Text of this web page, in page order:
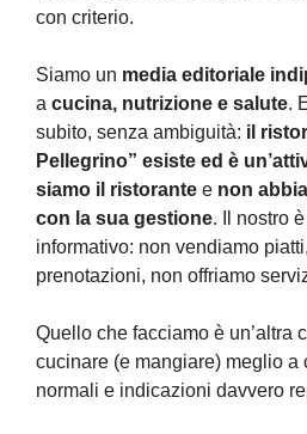
con criterio.
Siamo un media editoriale
a cucina, nutrizione e salute.
subito, senza ambiguità: il
Pellegrino” esiste ed è
siamo il ristorante e non
con la sua gestione. Il nostro
informativo: non vendiamo
prenotazioni, non offriamo
Quello che facciamo è un’altra
cucinare (e mangiare) meglio a
normali e indicazioni davvero